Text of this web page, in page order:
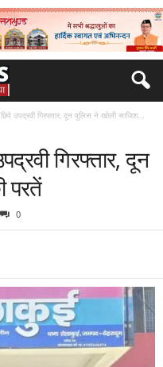
उपद्रवी गिरफ्तार, दून पुलिस ने खोली साजिश...
गिरफ्तार, दून
परतें
0